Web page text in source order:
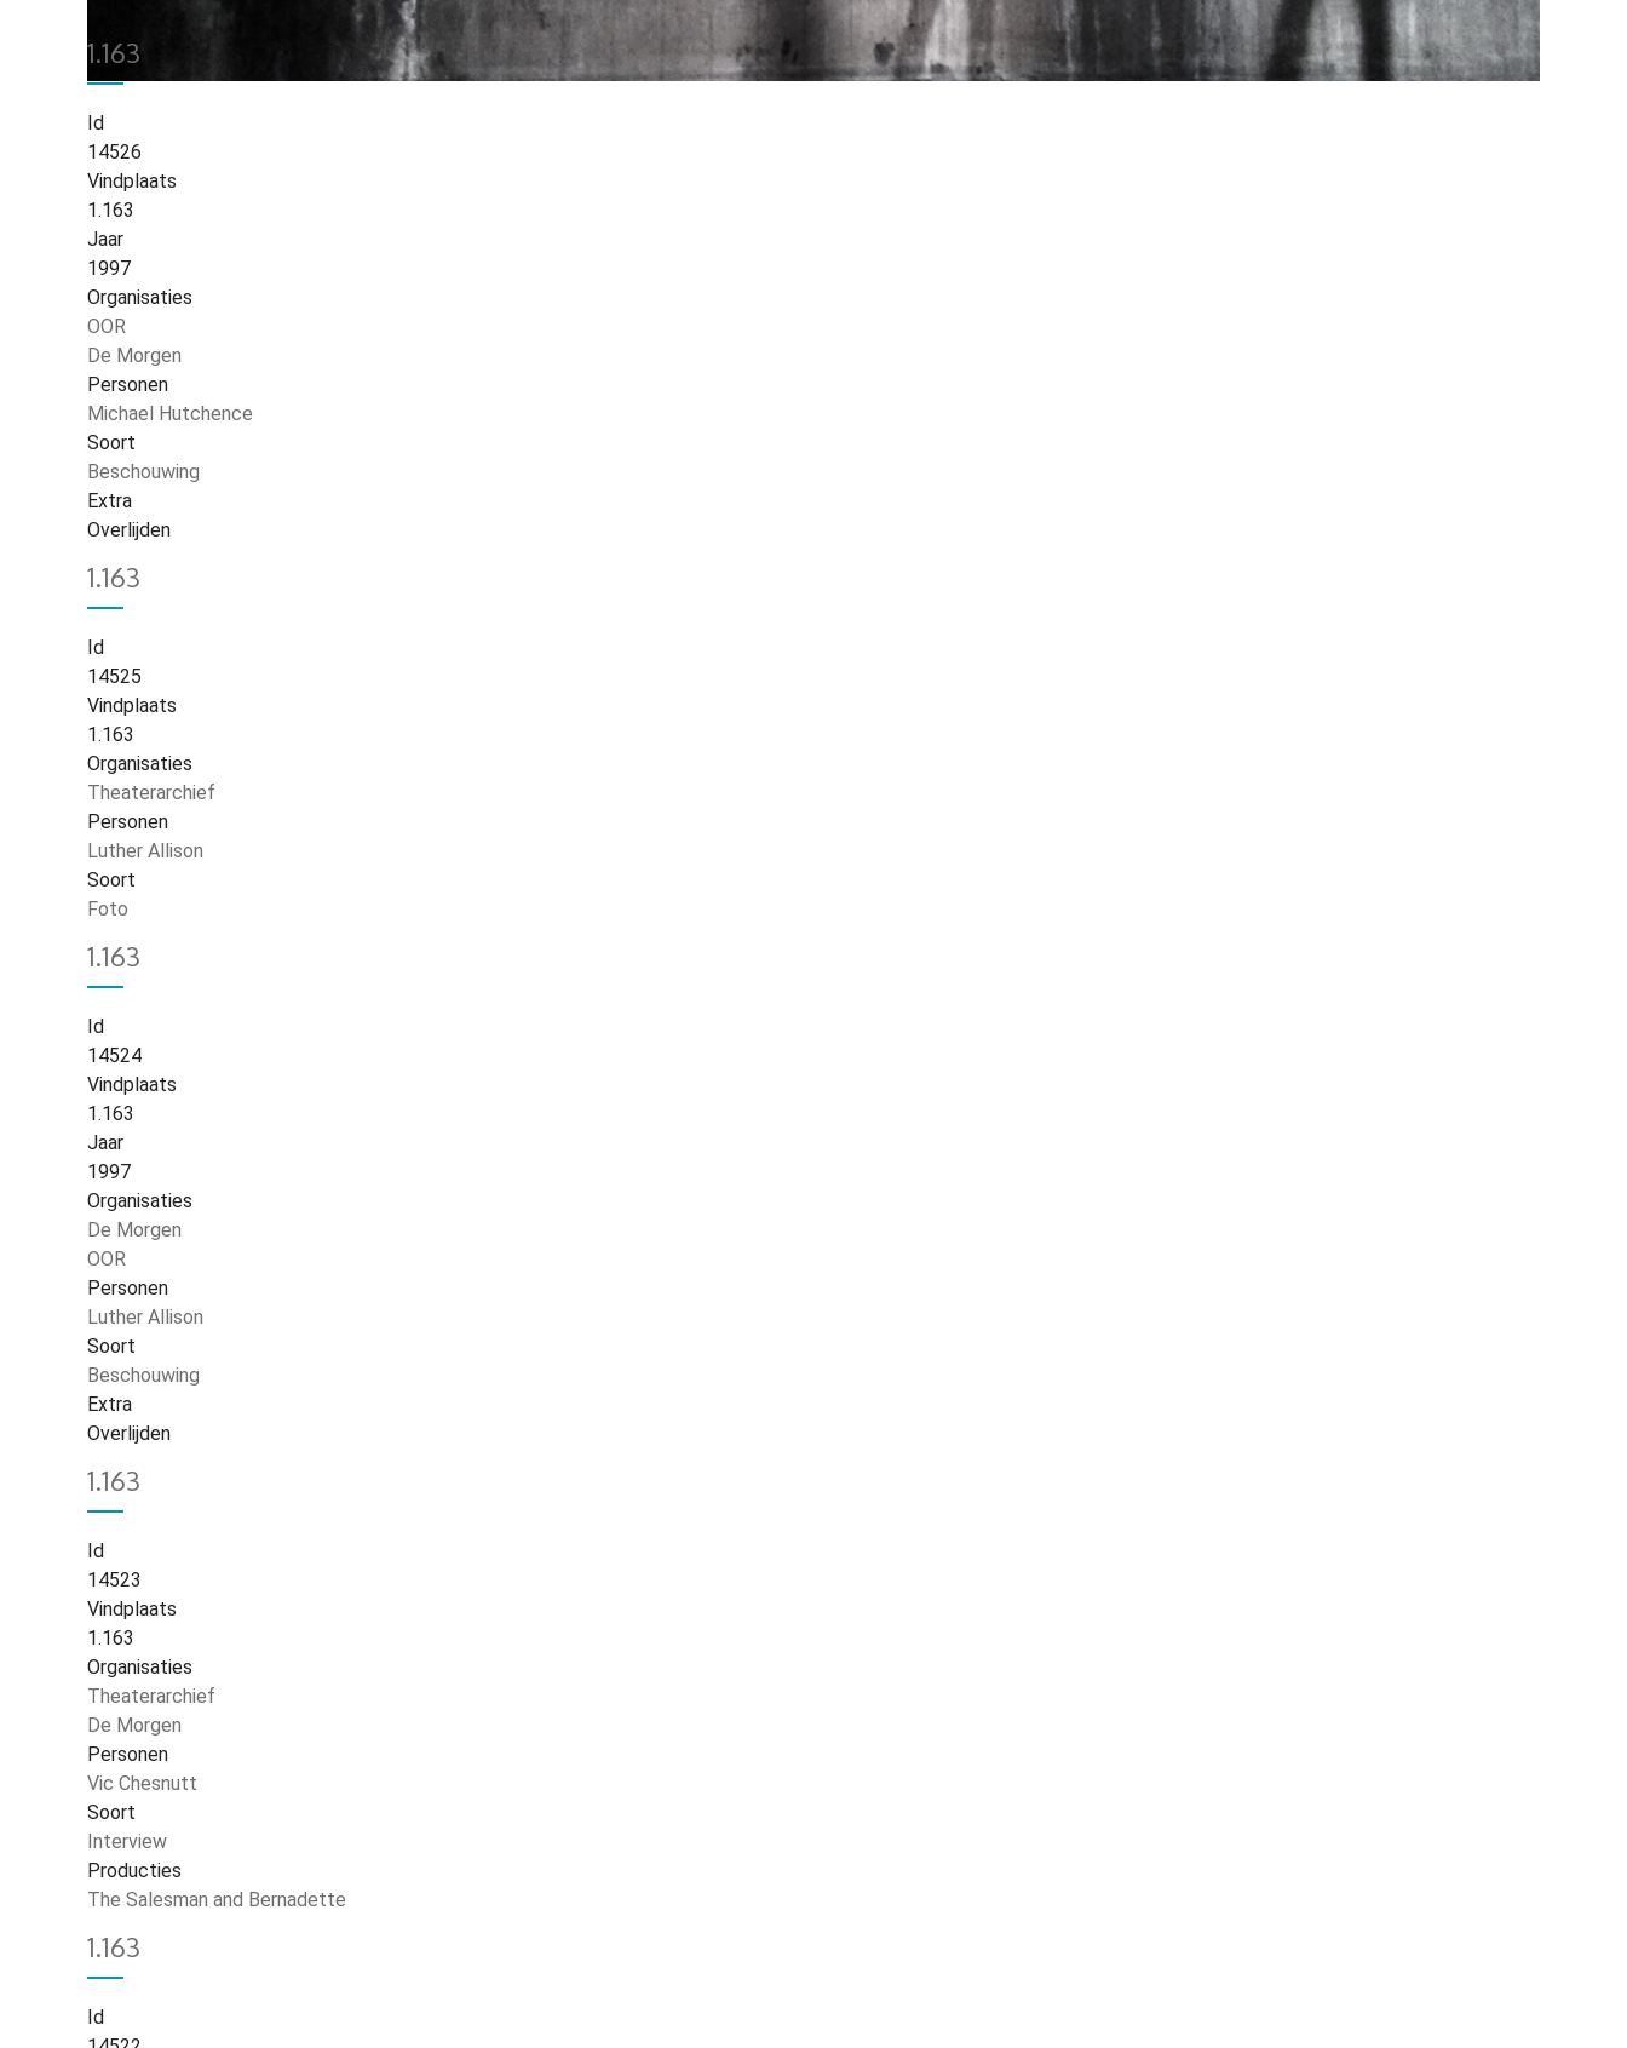
1.163
Id
14526
Vindplaats
1.163
Jaar
1997
Organisaties
OOR
De Morgen
Personen
Michael Hutchence
Soort
Beschouwing
Extra
Overlijden
1.163
Id
14525
Vindplaats
1.163
Organisaties
Theaterarchief
Personen
Luther Allison
Soort
Foto
1.163
Id
14524
Vindplaats
1.163
Jaar
1997
Organisaties
De Morgen
OOR
Personen
Luther Allison
Soort
Beschouwing
Extra
Overlijden
1.163
Id
14523
Vindplaats
1.163
Organisaties
Theaterarchief
De Morgen
Personen
Vic Chesnutt
Soort
Interview
Producties
The Salesman and Bernadette
1.163
Id